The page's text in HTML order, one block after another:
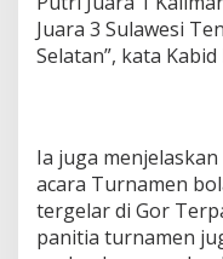
Juara 3 Sulawesi
Selatan”, kata Kabid
Ia juga
acara Turnamen
tergelar di Gor
panitia turnamen